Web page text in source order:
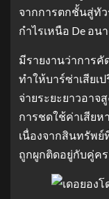
จากการตกชั้นสู่ทัว
กำไรเหนือ De อ
มีรายงานว่าการ
ทำให้บาร์ซ่าเสียเ
จ่ายระยะยาวอา
การชดใช้ค่าเสียห
เนื่องจากสินทรัพ
ถูกผูกติดอยู่กับคู่ค